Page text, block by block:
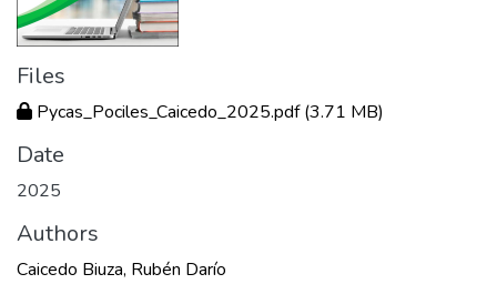
Files
Pycas_Pociles_Caicedo_2025.pdf(3.71 MB)
Date
2025
Authors
Caicedo Biuza, Rubén Darío